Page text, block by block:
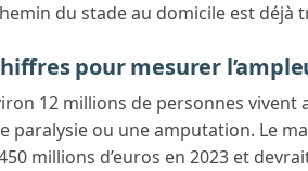
du stade au domicile est déjà
pour mesurer
12 millions de personnes
paralysie ou une amputation. Le
millions d’euros en 2023 et